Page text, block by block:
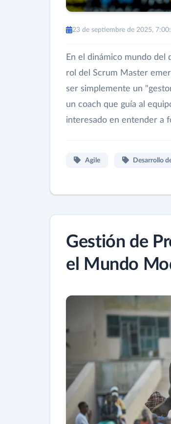
23 de septiembre de 2025,
En el dinámico mundo del
rol del Scrum Master
ser simplemente un
un coach que guía al
interesado en entender a
Agile Desarrollo
Gestión de
el Mundo